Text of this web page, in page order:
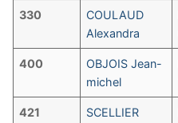
330
COULAUD
Alexandra
400
OBJOIS Jean-
michel
421
SCELLIER